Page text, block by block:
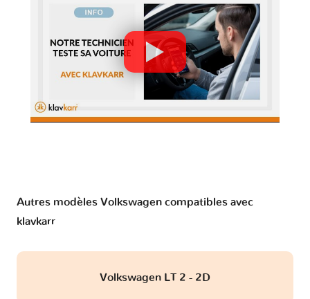
Autres modèles Volkswagen compatibles avec
klavkarr
Volkswagen LT 2 - 2D